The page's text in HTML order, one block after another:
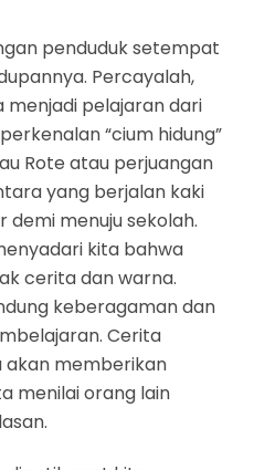
penduduk setempat
Percayalah,
menjadi pelajaran dari
“cium hidung”
Rote atau perjuangan
yang berjalan kaki
menuju sekolah.
kita bahwa
cerita dan warna.
keberagaman dan
Cerita
akan memberikan
menilai orang lain